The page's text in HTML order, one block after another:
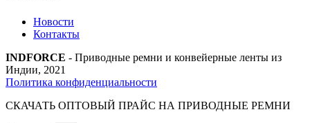
Новости
Контакты
INDFORCE - Приводные ремни и конвейерные ленты из
Индии, 2021
Политика конфиденциальности
СКАЧАТЬ ОПТОВЫЙ ПРАЙС НА ПРИВОДНЫЕ РЕМНИ